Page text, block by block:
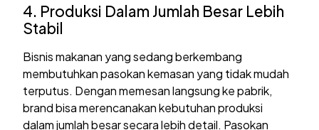
4. Produksi Dalam Jumlah Besar Lebih
Stabil
Bisnis makanan yang sedang berkembang
membutuhkan pasokan kemasan yang tidak mudah
terputus. Dengan memesan langsung ke pabrik,
brand bisa merencanakan kebutuhan produksi
dalam jumlah besar secara lebih detail. Pasokan